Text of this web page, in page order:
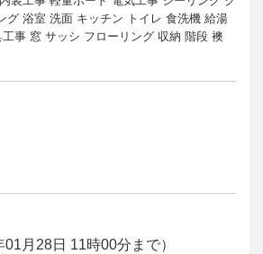
グ 浴室 洗面 キッチン トイレ 食洗機 給湯
事 窓 サッシ フローリング 収納 階段 襖
月28日 11時00分まで）